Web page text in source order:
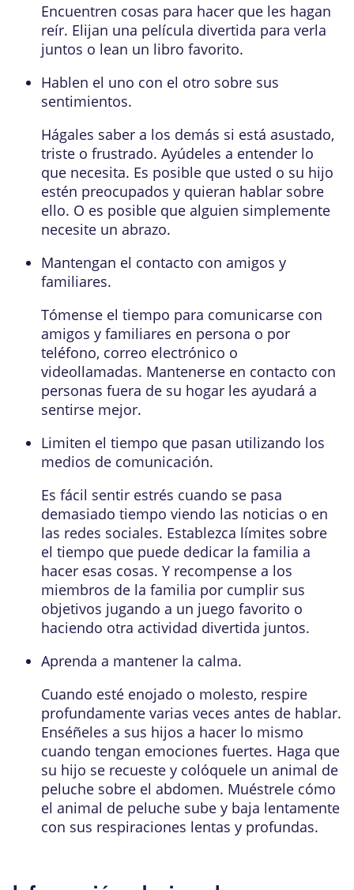
Encuentren cosas para hacer que les hagan
reír. Elijan una película divertida para verla
juntos o lean un libro favorito.
Hablen el uno con el otro sobre sus
sentimientos.
Hágales saber a los demás si está asustado,
triste o frustrado. Ayúdeles a entender lo
que necesita. Es posible que usted o su hijo
estén preocupados y quieran hablar sobre
ello. O es posible que alguien simplemente
necesite un abrazo.
Mantengan el contacto con amigos y
familiares.
Tómense el tiempo para comunicarse con
amigos y familiares en persona o por
teléfono, correo electrónico o
videollamadas. Mantenerse en contacto con
personas fuera de su hogar les ayudará a
sentirse mejor.
Limiten el tiempo que pasan utilizando los
medios de comunicación.
Es fácil sentir estrés cuando se pasa
demasiado tiempo viendo las noticias o en
las redes sociales. Establezca límites sobre
el tiempo que puede dedicar la familia a
hacer esas cosas. Y recompense a los
miembros de la familia por cumplir sus
objetivos jugando a un juego favorito o
haciendo otra actividad divertida juntos.
Aprenda a mantener la calma.
Cuando esté enojado o molesto, respire
profundamente varias veces antes de hablar.
Enséñeles a sus hijos a hacer lo mismo
cuando tengan emociones fuertes. Haga que
su hijo se recueste y colóquele un animal de
peluche sobre el abdomen. Muéstrele cómo
el animal de peluche sube y baja lentamente
con sus respiraciones lentas y profundas.